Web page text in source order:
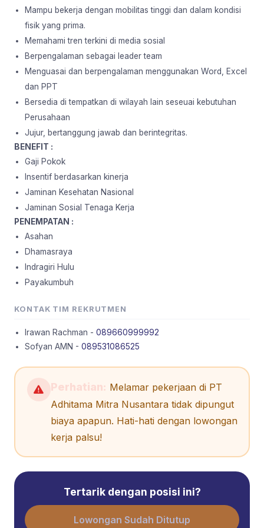
Mampu bekerja dengan mobilitas tinggi dan dalam kondisi
fisik yang prima.
Memahami tren terkini di media sosial
Berpengalaman sebagai leader team
Menguasai dan berpengalaman menggunakan Word, Excel
dan PPT
Bersedia di tempatkan di wilayah lain seseuai kebutuhan
Perusahaan
Jujur, bertanggung jawab dan berintegritas.
BENEFIT :
Gaji Pokok
Insentif berdasarkan kinerja
Jaminan Kesehatan Nasional
Jaminan Sosial Tenaga Kerja
PENEMPATAN :
Asahan
Dhamasraya
Indragiri Hulu
Payakumbuh
KONTAK TIM REKRUTMEN
Irawan Rachman - 089660999992
Sofyan AMN - 089531086525
Perhatian: Melamar pekerjaan di PT
Adhitama Mitra Nusantara tidak dipungut
biaya apapun. Hati-hati dengan lowongan
kerja palsu!
Tertarik dengan posisi ini?
Lowongan Sudah Ditutup